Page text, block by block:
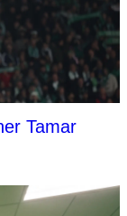
Tamar